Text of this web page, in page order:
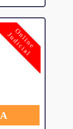
Online
Judicial